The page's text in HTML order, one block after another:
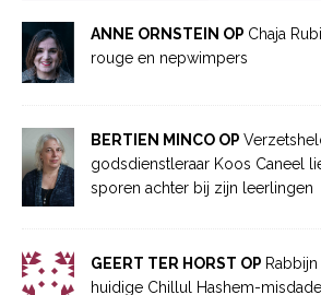
ANNE ORNSTEIN OP Chaja
rouge en nepwimpers
BERTIEN MINCO OP
godsdienstleraar Koos Caneel
sporen achter bij zijn leerlingen
GEERT TER HORST OP
huidige Chillul Hashem-